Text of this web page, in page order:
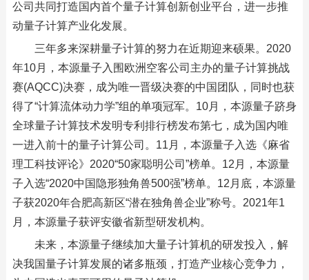
公司共同打造国内首个量子计算创新创业平台，进一步推
动量子计算产业化发展。
三年多来深耕量子计算的努力在近期迎来硕果。2020
年10月，本源量子入围欧洲空客公司主办的量子计算挑战
赛(AQCC)决赛，成为唯一晋级决赛的中国团队，同时也获
得了“计算流体动力学”组的单项冠军。10月，本源量子跻身
全球量子计算技术发明专利排行榜发布第七，成为国内唯
一进入前十的量子计算公司。11月，本源量子入选《麻省
理工科技评论》2020“50家聪明公司”榜单。12月，本源量
子入选“2020中国隐形独角兽500强”榜单。12月底，本源量
子获2020年合肥高新区“潜在独角兽企业”称号。2021年1
月，本源量子获评安徽省新型研发机构。
未来，本源量子继续加大量子计算机的研发投入，解
决我国量子计算发展的诸多瓶颈，打造产业核心竞争力，